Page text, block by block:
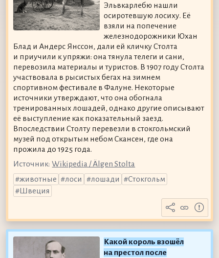
Эльвкарлебю нашли
осиротевшую лосиху. Её
взяли на попечение
железнодорожники Юхан
Блад и Андерс Янссон, дали ей кличку Столта
и приучили к упряжи: она тянула телеги и сани,
перевозила материалы и туристов. В 1907 году Столта
участвовала в рысистых бегах на зимнем
спортивном фестивале в Фалуне. Некоторые
источники утверждают, что она обогнала
тренированных лошадей, однако другие описывают
её выступление как показательный заезд.
Впоследствии Столту перевезли в стокгольмский
музей под открытым небом Скансен, где она
прожила до 1925 года.
Источник: Wikipedia / Älgen Stolta
животные
лоси лошади
Стокгольм
Швеция
Какой король взошёл
на престол после